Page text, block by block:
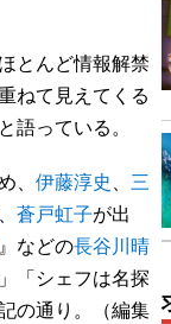
とんど情報解禁
ねて見えてくる
っている。
、 伊藤淳史、 三
、 蒼戸虹子が出
』などの長谷川晴
「シェフは名探
の通り。（編集